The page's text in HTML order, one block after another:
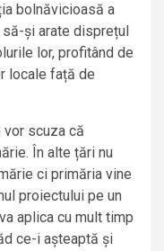
bolnăvicioasă a
și arate disprețul
lor, profitând de
locale față de
scuza că
În alte țări nu
ci primăria vine
proiectului pe un
aplica cu mult timp
ce-i așteaptă și